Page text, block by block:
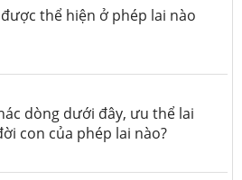
thể hiện ở phép lai nào
dòng dưới đây, ưu thể lai
con của phép lai nào?